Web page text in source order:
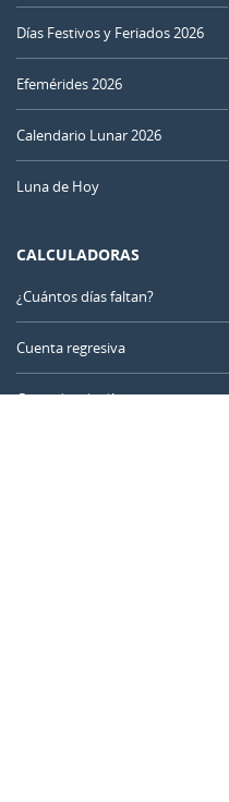
Días Festivos y Feriados 2026
Efemérides 2026
Calendario Lunar 2026
Luna de Hoy
CALCULADORAS
¿Cuántos días faltan?
Cuenta regresiva
Contador de días